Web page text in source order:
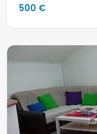
500 €